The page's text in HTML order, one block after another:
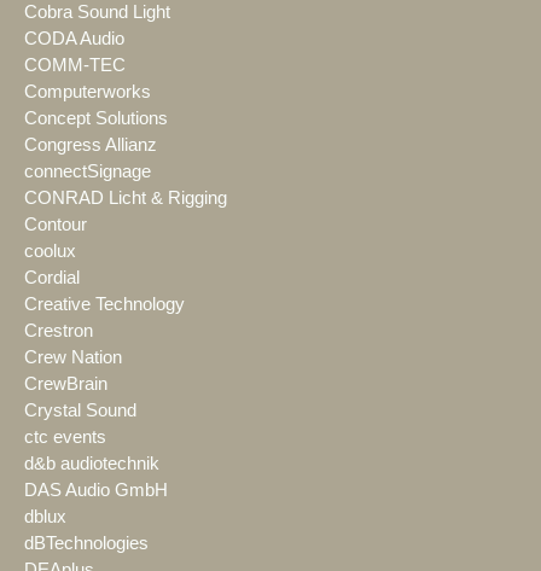
Cobra Sound Light
CODA Audio
COMM-TEC
Computerworks
Concept Solutions
Congress Allianz
connectSignage
CONRAD Licht & Rigging
Contour
coolux
Cordial
Creative Technology
Crestron
Crew Nation
CrewBrain
Crystal Sound
ctc events
d&b audiotechnik
DAS Audio GmbH
dblux
dBTechnologies